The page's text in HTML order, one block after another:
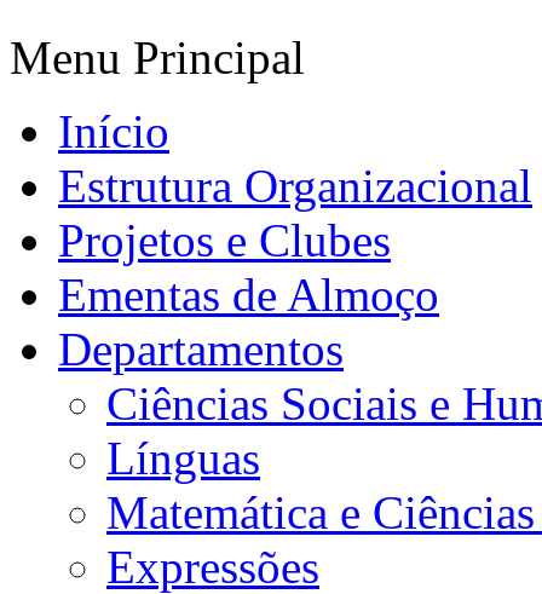
Menu Principal
Início
Estrutura Organizacional
Projetos e Clubes
Ementas de Almoço
Departamentos
Ciências Sociais e
Línguas
Matemática e
Expressões